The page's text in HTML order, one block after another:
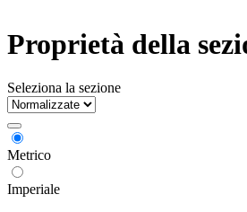
Proprietà della
Seleziona la sezione
Metrico
Imperiale